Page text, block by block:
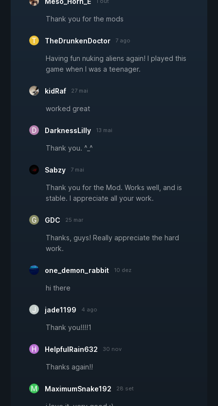
Thank you for the mods
TheDrunkenDoctor 7 ago
Having fun nuking aliens again! I played this
game when I was a teenager.
kidRaf 27 mai
worked great
DarknessLilly 13 mai
Thank you. ^_^
Sabzy 7 mai
Thank you for the Mod. Works well, and is
stable. I appreciate all your work.
GDC 25 mar
Thanks, guys! Really appreciate the hard
work.
one_demon_rabbit 10 dez
hi there
jade1199 4 ago
Thank you!!!!1
HelpfulRain632 30 nov
Thanks again!!
MaximumSnake192 28 set